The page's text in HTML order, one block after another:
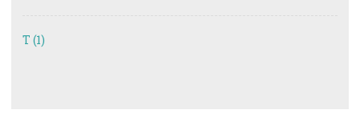
Т (1)